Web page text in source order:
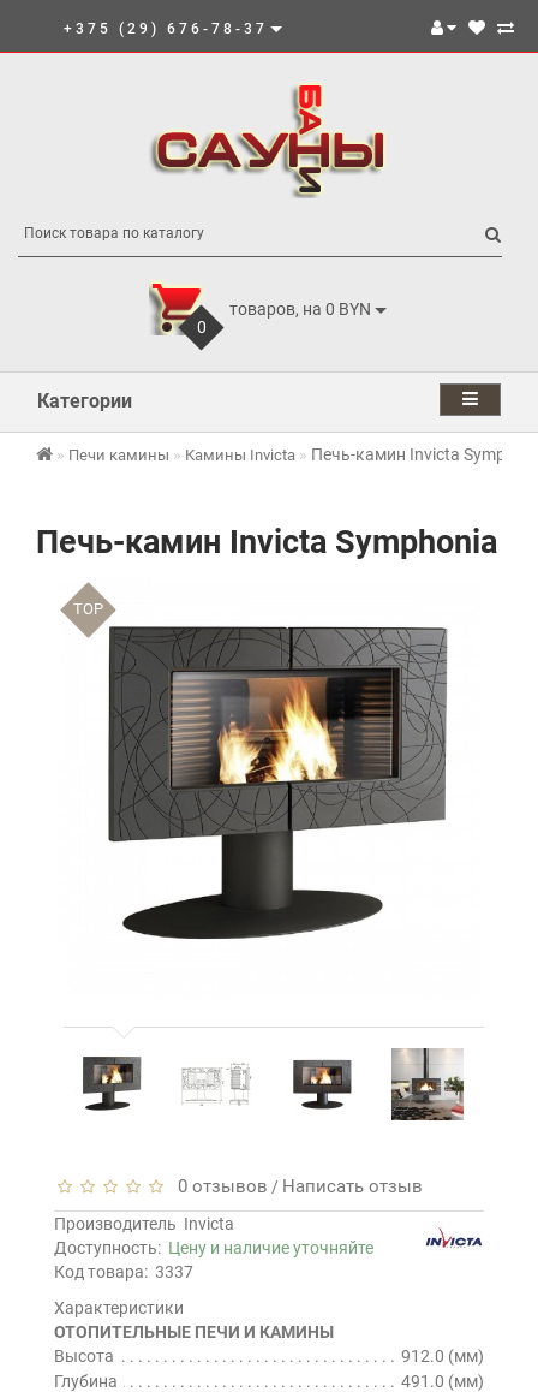
+375 (29) 676-78-37
0
товаров, на 0 BYN
Категории
Печи камины Камины Invicta Печь-камин Invicta
Печь-камин Invicta Symphonia
TOP
0 отзывов / Написать отзыв
Производитель Invicta
Доступность: Цену и наличие уточняйте
Код товара: 3337
Характеристики
ОТОПИТЕЛЬНЫЕ ПЕЧИ И КАМИНЫ
Высота
912.0 (мм)
Глубина
491.0 (мм)